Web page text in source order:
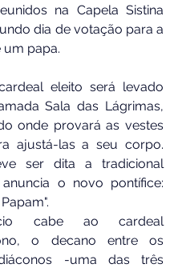
na Capela Sistina
dia de votação para a
um papa.
eleito será levado
Sala das Lágrimas,
onde provará as vestes
ajustá-las a seu corpo.
ser dita a tradicional
o novo pontífice:
cabe ao cardeal
o decano entre os
-uma das três